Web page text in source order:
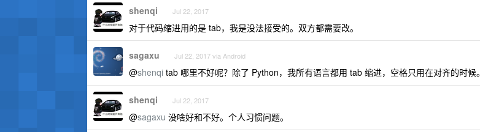
shenqi Jul 22, 2017
对于代码缩进用的是 tab，我是没法接受的。双方都需要改。
sagaxu Jul 22, 2017 via Android
@shenqi tab 哪里不好呢？除了 Python，我所有语言都用 tab 缩进，空格只用在对齐的时候。
shenqi Jul 22, 2017
@sagaxu 没啥好和不好。个人习惯问题。